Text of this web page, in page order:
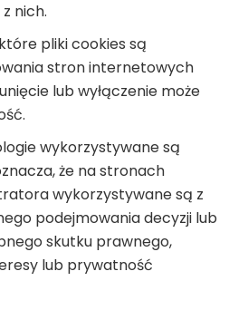
nich.
pliki cookies są
stron internetowych
lub wyłączenie może
wykorzystywane są
że na stronach
wykorzystywane są z
podejmowania decyzji lub
skutku prawnego,
lub prywatność